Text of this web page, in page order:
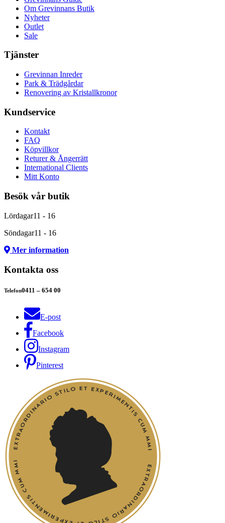
Om Grevinnans Butik
Nyheter
Outlet
Sale
Tjänster
Grevinnan Inreder
Park & Trädgårdar
Renovering av Kristallkronor
Kundservice
Kontakt
FAQ
Köpvillkor
Returer & Ångerrätt
International Clients
Mitt Konto
Besök vår butik
Lördagar11 - 16
Söndagar11 - 16
Mer information
Kontakta oss
Telefon0411 – 654 00
E-post
Facebook
Instagram
Pinterest